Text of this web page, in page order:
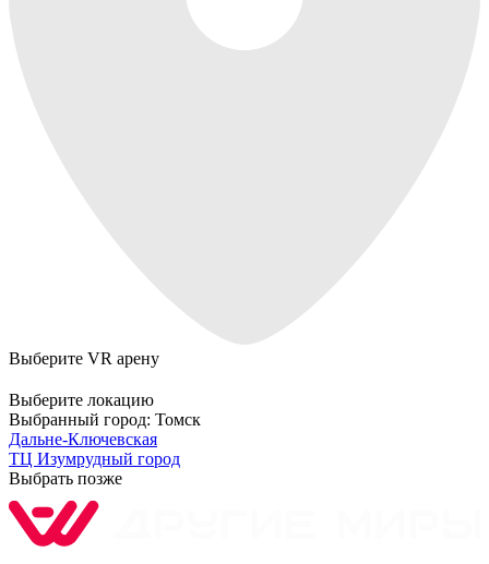
Выберите VR арену
Выберите локацию
Выбранный город: Томск
Дальне-Ключевская
ТЦ Изумрудный город
Выбрать позже